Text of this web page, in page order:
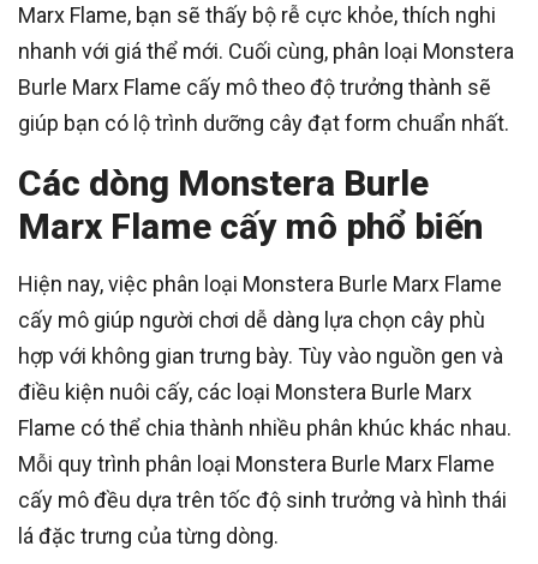
Marx Flame, bạn sẽ thấy bộ rễ cực khỏe, thích nghi
nhanh với giá thể mới. Cuối cùng, phân loại Monstera
Burle Marx Flame cấy mô theo độ trưởng thành sẽ
giúp bạn có lộ trình dưỡng cây đạt form chuẩn nhất.
Các dòng Monstera Burle
Marx Flame cấy mô phổ biến
Hiện nay, việc phân loại Monstera Burle Marx Flame
cấy mô giúp người chơi dễ dàng lựa chọn cây phù
hợp với không gian trưng bày. Tùy vào nguồn gen và
điều kiện nuôi cấy, các loại Monstera Burle Marx
Flame có thể chia thành nhiều phân khúc khác nhau.
Mỗi quy trình phân loại Monstera Burle Marx Flame
cấy mô đều dựa trên tốc độ sinh trưởng và hình thái
lá đặc trưng của từng dòng.